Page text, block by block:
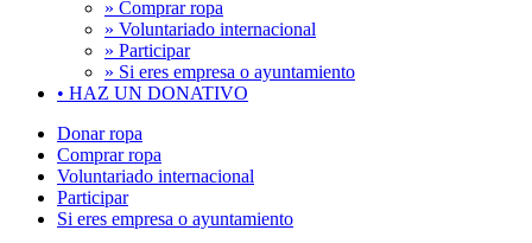
» Comprar ropa
» Voluntariado internacional
» Participar
» Si eres empresa o ayuntamiento
• HAZ UN DONATIVO
Donar ropa
Comprar ropa
Voluntariado internacional
Participar
Si eres empresa o ayuntamiento